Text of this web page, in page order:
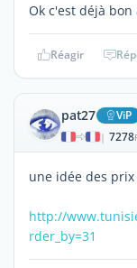
Ok c'est déjà
Réagir
pat27 ViP
| 7278
une idée des
http://
rder_by=31